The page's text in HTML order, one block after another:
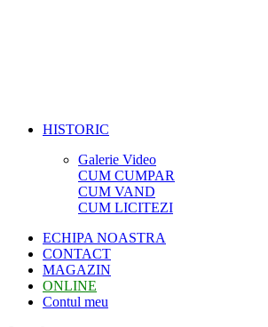
HISTORIC
Galerie Video
CUM CUMPAR
CUM VAND
CUM LICITEZI
ECHIPA NOASTRA
CONTACT
MAGAZIN
ONLINE
Contul meu